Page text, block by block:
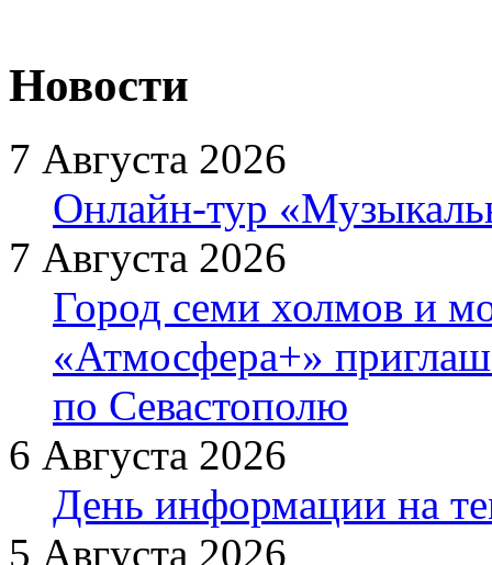
Новости
7 Августа 2026
Онлайн-тур
7 Августа 2026
Город семи холмов и
«Атмосфера+»
по Севастополю
6 Августа 2026
День информации на
5 Августа 2026